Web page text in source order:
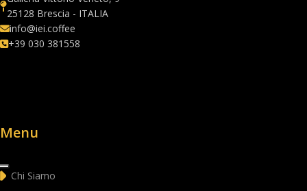
25128 Brescia - ITALIA
info@iei.coffee
+39 030 381558
Menu
Chi Siamo